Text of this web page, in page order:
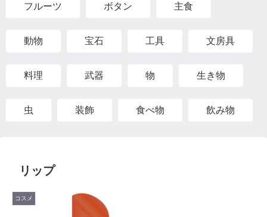
フルーツ ボタン 主食
動物 宝石 工具 文房具
料理 武器 物 生き物
虫 装飾 食べ物 飲み物
リップ
コスメ